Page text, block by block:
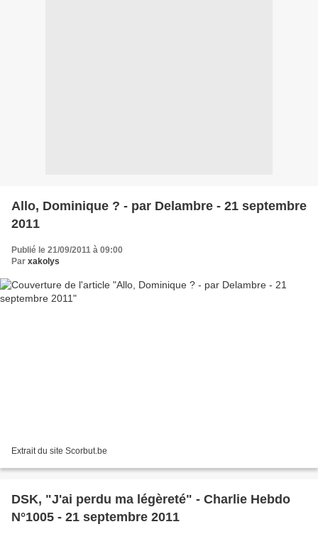
Allo, Dominique ? - par Delambre - 21 septembre
2011
Publié le 21/09/2011 à 09:00
Par xakolys
Extrait du site Scorbut.be
DSK, "J'ai perdu ma légèreté" - Charlie Hebdo
N°1005 - 21 septembre 2011